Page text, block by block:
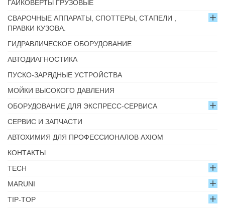
ГАЙКОВЁРТЫ ГРУЗОВЫЕ
СВАРОЧНЫЕ АППАРАТЫ, СПОТТЕРЫ, СТАПЕЛИ ,
ПРАВКИ КУЗОВА.
ГИДРАВЛИЧЕСКОЕ ОБОРУДОВАНИЕ
АВТОДИАГНОСТИКА
ПУСКО-ЗАРЯДНЫЕ УСТРОЙСТВА
МОЙКИ ВЫСОКОГО ДАВЛЕНИЯ
ОБОРУДОВАНИЕ ДЛЯ ЭКСПРЕСС-СЕРВИСА
СЕРВИС И ЗАПЧАСТИ
АВТОХИМИЯ ДЛЯ ПРОФЕССИОНАЛОВ AXIOM
КОНТАКТЫ
TECH
MARUNI
TIP-TOP